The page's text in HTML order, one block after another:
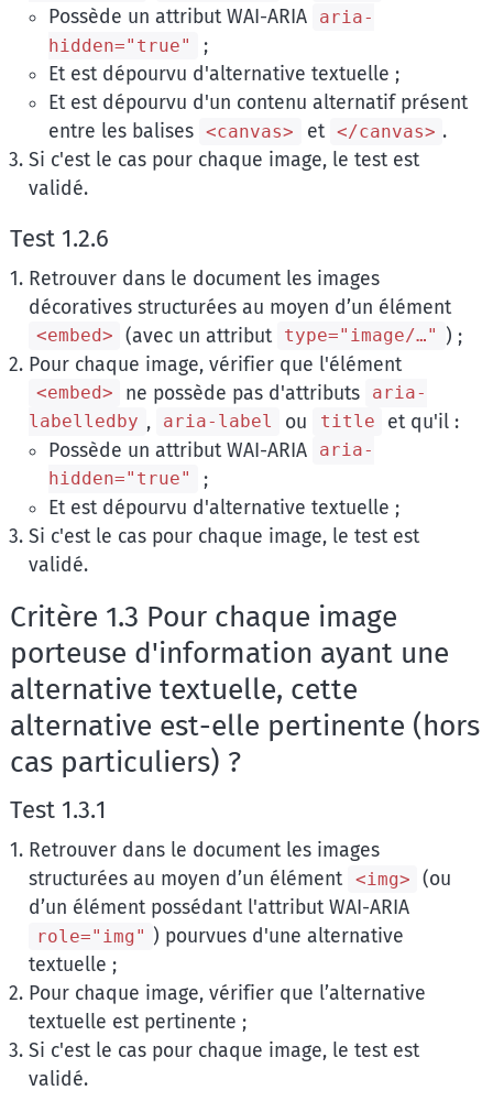
Possède un attribut WAI-ARIA
aria-
hidden="true"
;
Et est dépourvu d'alternative textuelle ;
Et est dépourvu d'un contenu alternatif présent
entre les balises <canvas> et </canvas> .
Si c'est le cas pour chaque image, le test est
validé.
Test 1.2.6
Retrouver dans le document les images
décoratives structurées au moyen d’un élément
<embed> (avec un attribut type="image/…" ) ;
Pour chaque image, vérifier que l'élément
<embed> ne possède pas d'attributs
aria-
labelledby , aria-label ou title
et qu'il :
Possède un attribut WAI-ARIA
aria-
hidden="true"
;
Et est dépourvu d'alternative textuelle ;
Si c'est le cas pour chaque image, le test est
validé.
Critère 1.3 Pour chaque image
porteuse d'information ayant une
alternative textuelle, cette
alternative est-elle pertinente (hors
cas particuliers) ?
Test 1.3.1
Retrouver dans le document les images
structurées au moyen d’un élément <img>
(ou
d’un élément possédant l'attribut WAI-ARIA
role="img" ) pourvues d'une alternative
textuelle ;
Pour chaque image, vérifier que l’alternative
textuelle est pertinente ;
Si c'est le cas pour chaque image, le test est
validé.